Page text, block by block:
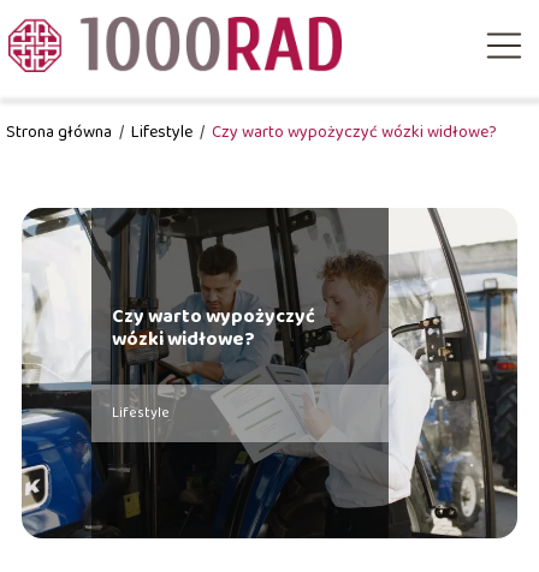
Strona główna / Lifestyle / Czy warto wypożyczyć wózki widłowe?
Czy warto wypożyczyć
wózki widłowe?
Lifestyle